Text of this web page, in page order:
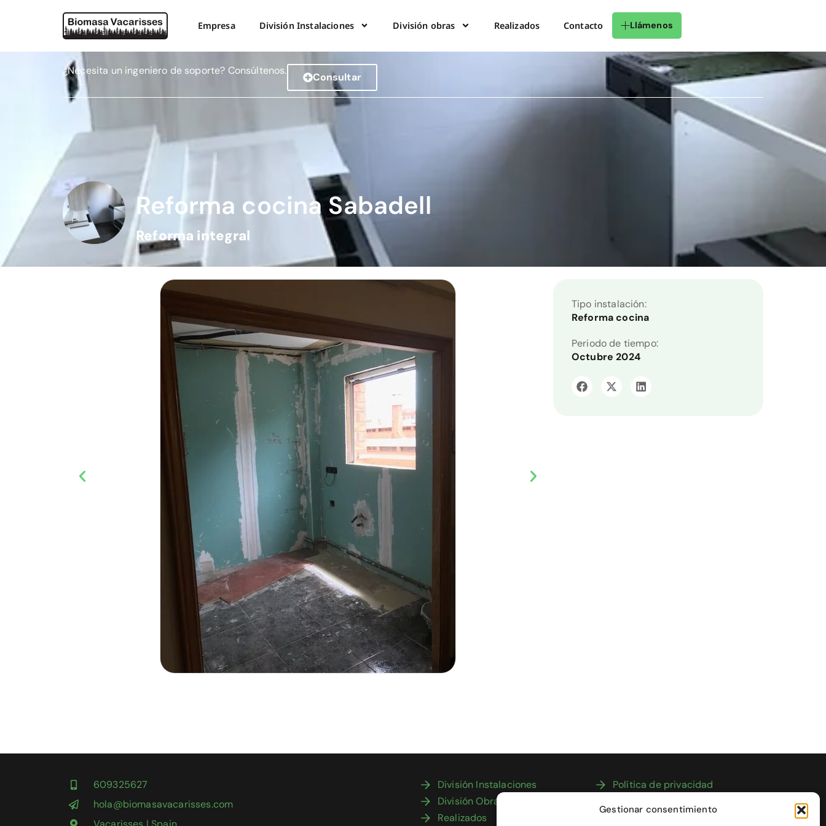
Gestionar consentimiento
Empresa División Instalaciones División obras Realizados Contacto Llámenos
¿Necesita un ingeniero de soporte? Consúltenos.
Consultar
Reforma cocina Sabadell
Reforma integral
Tipo instalación:
Reforma cocina
Periodo de tiempo:
Octubre 2024
609325627
hola@biomasavacarisses.com
División Instalaciones
División Obras
Realizados
Política de privacidad